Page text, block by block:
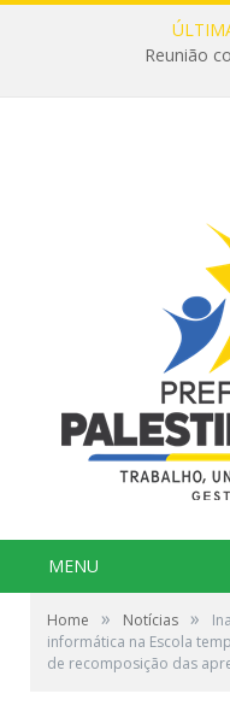
Reunião
MENU
Home » Notícias »
informática na Escola
de recomposição das